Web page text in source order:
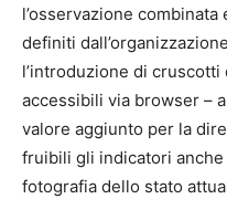
l’osservazione
definiti
l’introduzione di
accessibili via browser –
valore aggiunto per la
fruibili gli indicatori
fotografia dello stato